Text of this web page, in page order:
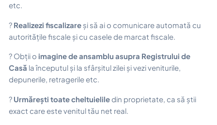
etc.
? Realizezi fiscalizare și să ai o comunicare automată cu
autoritățile fiscale și cu casele de marcat fiscale.
? Obții o imagine de ansamblu asupra Registrului de
Casă la începutul și la sfârșitul zilei și vezi veniturile,
depunerile, retragerile etc.
? Urmărești toate cheltuielile din proprietate, ca să știi
exact care este venitul tău net real.